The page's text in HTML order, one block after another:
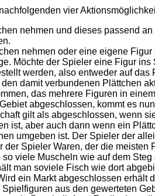
vier
nehmen und dieses passend
nehmen oder eine eigene
Möchte der Spieler eine Figur
werden, also entweder auf
damit verbundenen Plättchen
das mehrere Figuren in
abgeschlossen, kommt es
gilt als abgeschlossen, wenn
ist, aber auch dann wenn ein
umgeben ist. Der Spieler der
Spieler Waren, der die
viele Muscheln wie auf dem
man soviele Fisch wie dort
ein Markt abgeschlossen
aus den gewerteten